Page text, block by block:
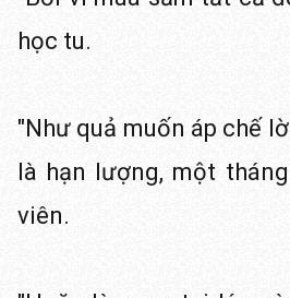
học tu.
"Như quả muốn áp chế
là hạn lượng, một
viên.